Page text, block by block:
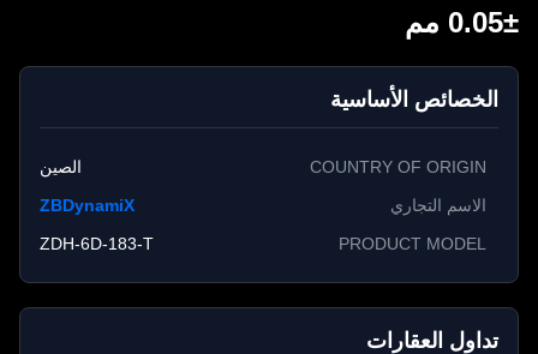
الخصائص الأساسية
COUNTRY OF ORIGIN
الصين
الاسم التجاري
ZBDynamiX
PRODUCT MODEL
ZDH-6D-183-T
تداول العقارات